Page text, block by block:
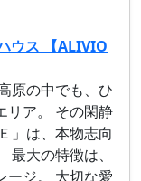
ウス 【ALIVIO
原の中でも、ひ
リア。 その閑静
」は、本物志向
大の特徴は、
ージ。 大切な愛